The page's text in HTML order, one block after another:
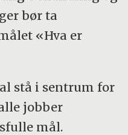
bør ta
«Hva er
stå i sentrum for
jobber
mål.